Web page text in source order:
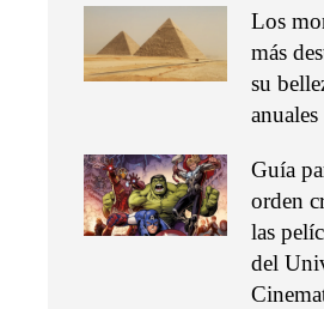
Los
más
su
anuales
Guía
orden
las
del